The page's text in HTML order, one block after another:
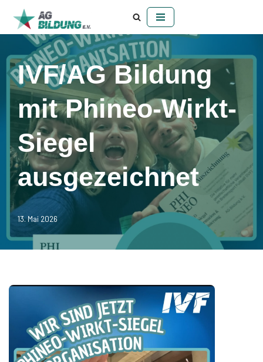
Zum
springen
IVF/AG Bildung
mit Phineo-Wirkt-
Siegel
ausgezeichnet
13. Mai 2026